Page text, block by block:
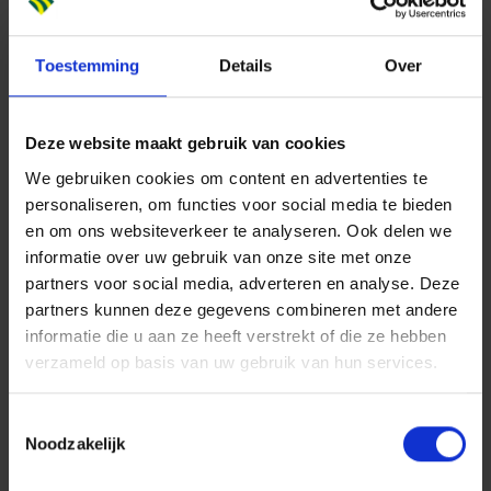
Toestemming Details Over
Deze website maakt gebruik van cookies
We gebruiken cookies om content en advertenties te
personaliseren, om functies voor social media te bieden
en om ons websiteverkeer te analyseren. Ook delen we
informatie over uw gebruik van onze site met onze
partners voor social media, adverteren en analyse. Deze
partners kunnen deze gegevens combineren met andere
informatie die u aan ze heeft verstrekt of die ze hebben
verzameld op basis van uw gebruik van hun services.
Noodzakelijk
Dit breng jij mee
Onze groeiambitie is stevig en jij speelt daarin een
belangrijke rol. Je bent commercieel gedreven, ziet
kansen in de markt en weet deze te vertalen naar
Daarnaast breng je mee:
Een afgeronde wo-opleiding, bijvoorbeeld bouwkunde
of vastgoedkunde
Minimaal 5 jaar relevante werkervaring in
vastgoedontwikkeling of een vergelijkbare rol
Sterk commercieel inzicht en gevoel voor
marktontwikkelingen
Vermogen om projecten te begeleiden van